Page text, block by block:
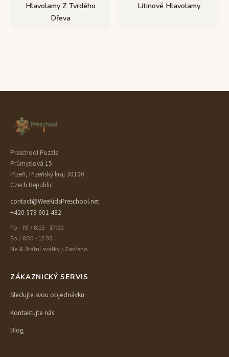
Hlavolamy Z Tvrdého
Dřeva
Litinové Hlavolamy
Preschool Puzzle
Průmyslová 15
Plzeň, Plzeňský kraj 30100
Czech Republic
contact@WeeKidsPreschool.net
+420 378 601 482
Po - Pá / 8:15 - 17:00
So / 8:30 - 12:30
Ne & Státní svátky / Zavřeno
ZÁKAZNICKÝ SERVIS
Sledujte svou objednávku
Kontaktujte nás
Blog